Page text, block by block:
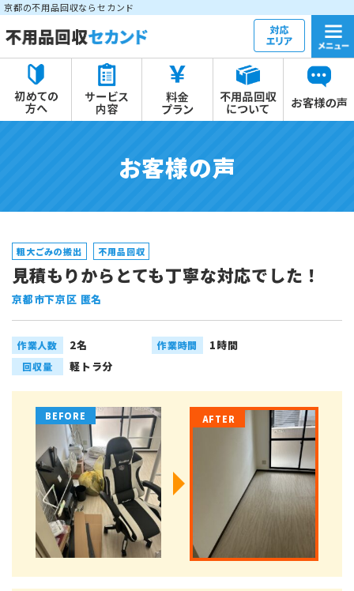
京都の不用品回収ならセカンド
お客様の声
粗大ごみの搬出 不用品回収
見積もりからとても丁寧な対応でした！
京都市下京区 匿名
作業人数 2名 作業時間 1時間
回収量 軽トラ分